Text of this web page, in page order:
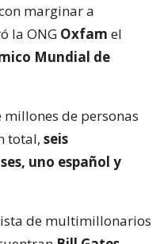
marginar a
la ONG Oxfam el
Mundial de
de personas
total, seis
uno español y
de multimillonarios